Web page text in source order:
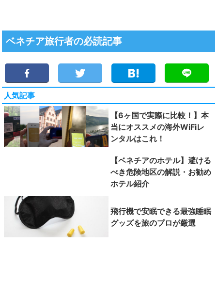
ベネチア旅行者の必読記事
人気記事
【6ヶ国で実際に比較！】本
当にオススメの海外WiFiレ
ンタルはこれ！
【ベネチアのホテル】避ける
べき危険地区の解説・お勧め
ホテル紹介
飛行機で安眠できる最強睡眠
グッズを旅のプロが厳選